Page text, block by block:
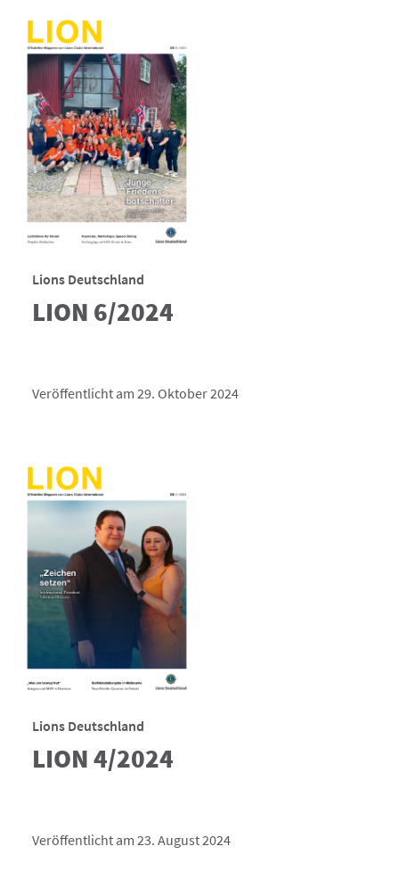
Lions Deutschland
LION 6/2024
Veröffentlicht am 29. Oktober 2024
Lions Deutschland
LION 4/2024
Veröffentlicht am 23. August 2024